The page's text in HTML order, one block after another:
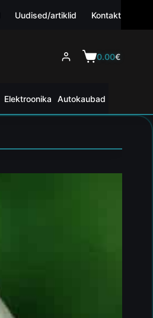
Uudised/artiklid Kontakt
0.00€
Elektroonika Autokaubad